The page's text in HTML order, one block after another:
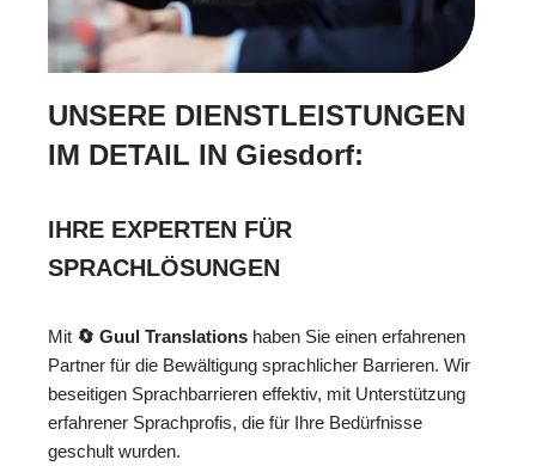
UNSERE DIENSTLEISTUNGEN
IM DETAIL IN Giesdorf:
IHRE EXPERTEN FÜR
SPRACHLÖSUNGEN
Mit 🔄 Guul Translations haben Sie einen erfahrenen
Partner für die Bewältigung sprachlicher Barrieren. Wir
beseitigen Sprachbarrieren effektiv, mit Unterstützung
erfahrener Sprachprofis, die für Ihre Bedürfnisse
geschult wurden.